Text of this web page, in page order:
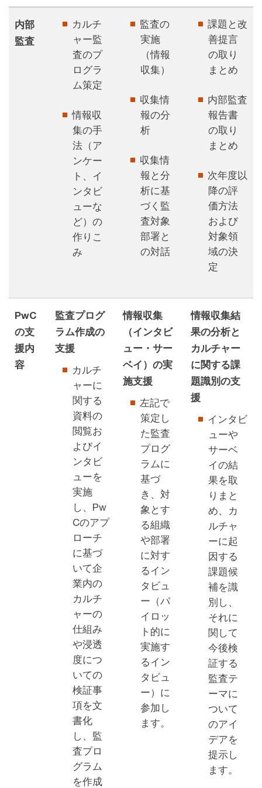
内部
監査
カルチ
ャー監
査のプ
ログラ
ム策定
情報収
集の手
法（ア
ンケー
ト、イ
ンタビ
ューな
ど）の
作りこ
み
監査の
実施
（情報
収集）
収集情
報の分
析
収集情
報と分
析に基
づく監
査対象
部署と
の対話
課題と改
善提言
の取り
まとめ
内部監査
報告書
の取り
まとめ
次年度以
降の評
価方法
および
対象領
域の決
定
PwC
の支
援内
容
監査プログ
ラム作成の
支援
カルチ
ャーに
関する
資料の
閲覧お
よびイ
ンタビ
ューを
実施
し、Pw
Cのアプ
ローチ
に基づ
いて企
業内の
カルチ
ャーの
仕組み
や浸透
度につ
いての
検証事
項を文
書化
し、監
査プロ
グラム
を作成
情報収集
（インタビ
ュー・サー
ベイ）の実
施支援
左記で
策定し
た監査
プログ
ラムに
基づ
き、対
象とす
る組織
や部署
に対す
るイン
タビュ
ー（パ
イロッ
ト的に
実施す
るイン
タビュ
ー）に
参加し
ます。
情報収集結
果の分析と
カルチャー
に関する課
題識別の支
援
インタビ
ューや
サーベ
イの結
果を取
りまと
め、カ
ルチャ
ーに起
因する
課題候
補を識
別し、
それに
関して
今後検
証する
監査テ
ーマに
ついて
のアイ
デアを
提示し
ます。